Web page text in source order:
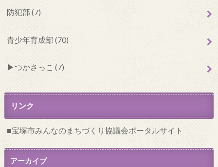
防犯部 (7)
青少年育成部 (70)
つかさっこ (7)
リンク
宝塚市みんなのまちづくり協議会ポータルサイト
アーカイブ